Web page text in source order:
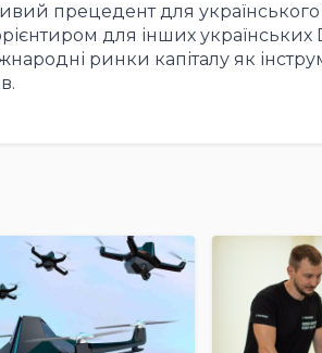
прецедент для
для інших
ринки капіталу як